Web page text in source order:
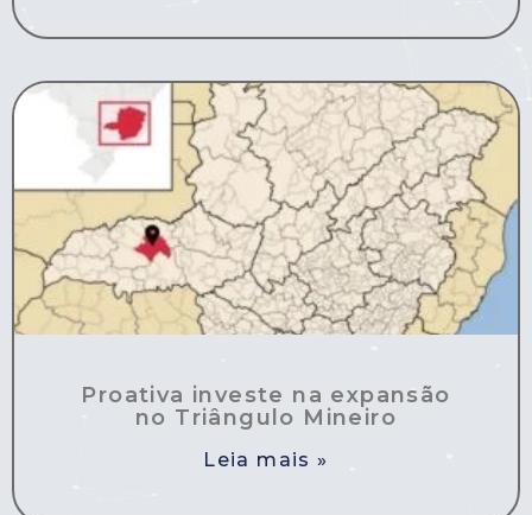
Proativa investe na expansão
no Triângulo Mineiro
Leia mais »